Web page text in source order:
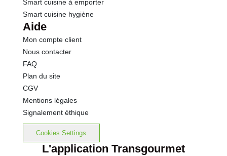
Smart cuisine à emporter
Smart cuisine hygiène
Aide
Mon compte client
Nous contacter
FAQ
Plan du site
CGV
Mentions légales
Signalement éthique
Cookies Settings
L'application Transgourmet